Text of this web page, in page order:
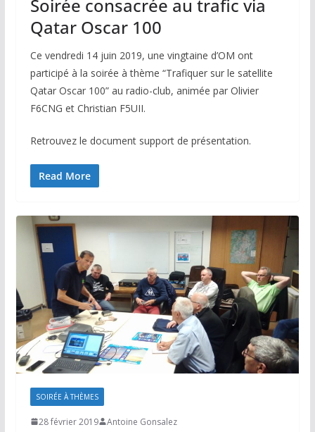
Soirée consacrée au trafic via
Qatar Oscar 100
Ce vendredi 14 juin 2019, une vingtaine d’OM ont
participé à la soirée à thème “Trafiquer sur le satellite
Qatar Oscar 100” au radio-club, animée par Olivier
F6CNG et Christian F5UII.
Retrouvez le document support de présentation.
Read More
SOIRÉE À THÈMES
28 février 2019 Antoine Gonsalez